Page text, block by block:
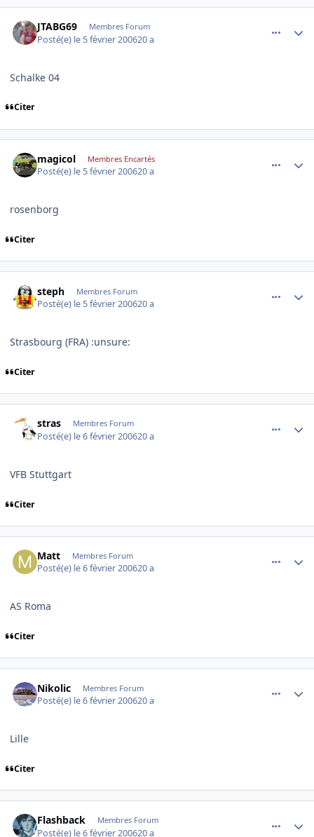
JTABG69 Membres Forum
Posté(e) le 5 février 200620 a
Schalke 04
Citer
magicol Membres Encartés
Posté(e) le 5 février 200620 a
rosenborg
Citer
steph Membres Forum
Posté(e) le 5 février 200620 a
Strasbourg (FRA) :unsure:
Citer
stras Membres Forum
Posté(e) le 6 février 200620 a
VFB Stuttgart
Citer
Matt Membres Forum
Posté(e) le 6 février 200620 a
AS Roma
Citer
Nikolic Membres Forum
Posté(e) le 6 février 200620 a
Lille
Citer
Flashback Membres Forum
Posté(e) le 6 février 200620 a